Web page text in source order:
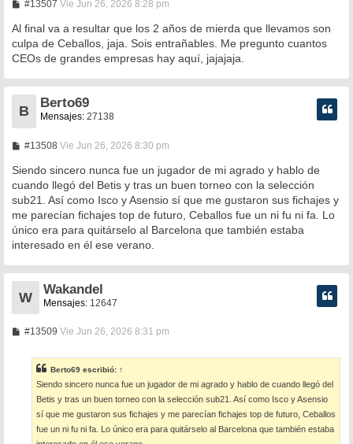
#13507M
n
a
j
Vie Jun 26, 2026 8:28 pm
Al final va a resultar que los 2 años de mierda que llevamos son
culpa de Ceballos, jaja. Sois entrañables. Me pregunto cuantos
CEOs de grandes empresas hay aquí, jajajaja.
B
Berto69
Mensajes: 27138
#13508M
n
s
a
j
e
Vie Jun 26, 2026 8:30 pm
Siendo sincero nunca fue un jugador de mi agrado y hablo de
cuando llegó del Betis y tras un buen torneo con la selección
sub21. Así como Isco y Asensio sí que me gustaron sus fichajes y
me parecían fichajes top de futuro, Ceballos fue un ni fu ni fa. Lo
único era para quitárselo al Barcelona que también estaba
interesado en él ese verano.
W
Wakandel
Mensajes: 12647
#13509M
a
j
e
Vie Jun 26, 2026 8:31 pm
Berto69 escribió: ↑
Siendo sincero nunca fue un jugador de mi agrado y hablo de cuando llegó del
Betis y tras un buen torneo con la selección sub21. Así como Isco y Asensio
sí que me gustaron sus fichajes y me parecían fichajes top de futuro, Ceballos
fue un ni fu ni fa. Lo único era para quitárselo al Barcelona que también estaba